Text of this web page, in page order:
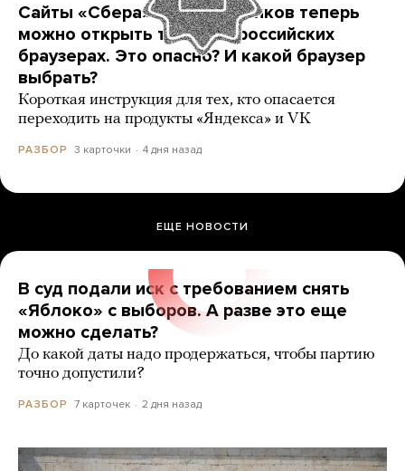
Сайты «Сбера» и других банков теперь
можно открыть только в российских
браузерах. Это опасно? И какой браузер
выбрать?
Короткая инструкция для тех, кто опасается
переходить на продукты «Яндекса» и VK
РАЗБОР 3 карточки 4 дня назад
ЕЩЕ НОВОСТИ
В суд подали иск с требованием снять
«Яблоко» с выборов. А разве это еще
можно сделать?
До какой даты надо продержаться, чтобы партию
точно допустили?
РАЗБОР 7 карточек 2 дня назад